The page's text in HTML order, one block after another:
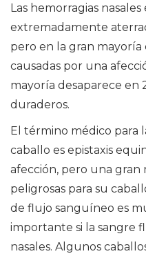
Las hemorragias
extremadamente
pero en la gran mayoría
causadas por una
mayoría desaparece en
duraderos.
El término médico para
caballo es epistaxis
afección, pero una gran
peligrosas para su
de flujo sanguíneo es
importante si la sangre
nasales. Algunos